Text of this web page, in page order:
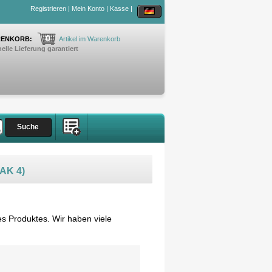
Registrieren | Mein Konto | Kasse |
0
Artikel im Warenkorb
Lieferung garantiert
4)
Produktes. Wir haben viele